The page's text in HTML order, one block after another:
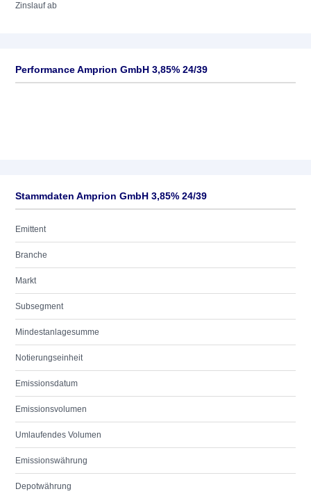
Zinslauf ab
Performance Amprion GmbH 3,85% 24/39
Stammdaten Amprion GmbH 3,85% 24/39
Emittent
Branche
Markt
Subsegment
Mindestanlagesumme
Notierungseinheit
Emissionsdatum
Emissionsvolumen
Umlaufendes Volumen
Emissionswährung
Depotwährung